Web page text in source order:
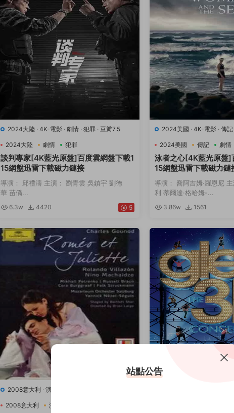
2024大陸 · 4K-電影 · 劇情 · 犯罪 · 豆瓣7.5
2024大陸 劇情 犯罪
談判專家[4K藍光原盤]百度雲網盤下載1
15網盤迅雷下載磁力鏈接
導演： 邱禮濤 主演： 劉青雲 吳鎮宇 劉德
華 苗僑...
6.3w 4420 5
2024美國 · 4K-電影 · 傳記
2024美國
傳記 劇情
泳者之心[4K藍光原盤]
15網盤迅雷下載磁力鏈
導演： 喬阿吉姆·羅恩尼
利 蒂爾達·格哈姆-...
3.86w 1561
2008意大利 · 演唱會
2008意大利
演唱會
站點公告